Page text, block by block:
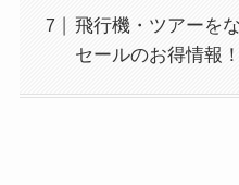
飛行機・ツアーを
セールのお得情報！